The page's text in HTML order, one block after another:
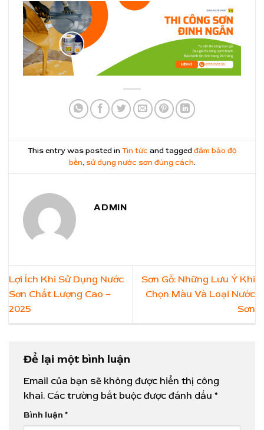
This entry was posted inTin tức and taggedđảm bảo độ
bền, sử dụng nước sơn đúng cách.
ADMIN
Lợi Ích Khi Sử Dụng Nước
Sơn Chất Lượng Cao –
2025
Sơn Gỗ: Những Lưu Ý Khi
Chọn Màu Và Loại Nước
Sơn
Để lại một bình luận
Email của bạn sẽ không được hiển thị công
khai. Các trường bắt buộc được đánh dấu *
Bình luận *